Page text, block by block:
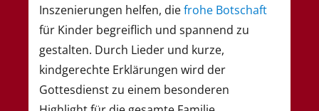
Inszenierungen helfen, diefrohe Botschaft
für Kinder begreiflich und spannend zu
gestalten. Durch Lieder und kurze,
kindgerechte Erklärungen wird der
Gottesdienst zu einem besonderen